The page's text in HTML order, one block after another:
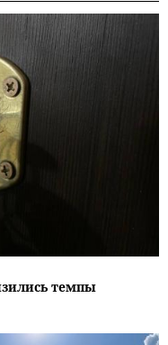
темпы